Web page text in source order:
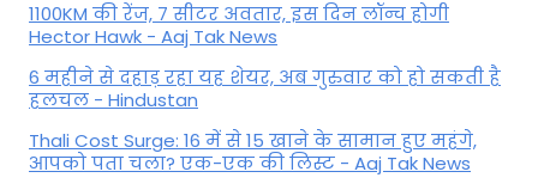
1100KM की रेंज, 7 सीटर अवतार, इस दिन लॉन्च होगी
Hector Hawk - Aaj Tak News
6 महीने से दहाड़ रहा यह शेयर, अब गुरुवार को हो सकती है
हलचल - Hindustan
Thali Cost Surge: 16 में से 15 खाने के सामान हुए महंगे,
आपको पता चला? एक-एक की लिस्ट - Aaj Tak News